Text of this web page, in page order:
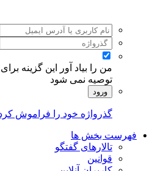
من را بیاد آور
این گزینه
توصیه نمی شود
ورود
گذرواژه خود را فراموش
فهرست بخش ها
تالارهای گفتگو
قوانین